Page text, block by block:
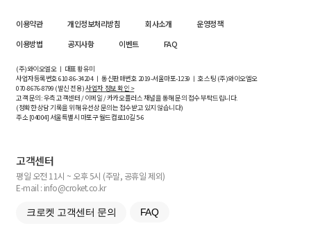
이용약관 개인정보처리방침 회사소개
운영정책
이용방법
공지사항 이벤트 FAQ
(주)와이오엘오 ㅣ 대표 황유미
사업자등록번호610-86-34204ㅣ 통신판매번호 2019-서울마포-1239 ㅣ 호스팅 (주)와이오엘오
070-8676-8799 (발신 전용)사업자 정보 확인 >
고객 문의: 우측 고객센터 / 이메일 / 카카오플러스 채널을 통해 문의 접수 부탁드립니다.
(정확한 상담 기록을 위해 유선상 문의는 접수받고 있지 않습니다)
주소 [04004] 서울특별시 마포구 월드컵로10길5-6
고객센터
평일 오전 11시 ~ 오후 5시 (주말, 공휴일 제외)
E-mail : info@croket.co.kr
크로켓 고객센터 문의 FAQ